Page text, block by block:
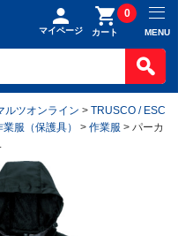
マイページ カート
0
MENU
ルツオンライン > TRUSCO / ESC
服（保護具） > 作業服 > パーカ